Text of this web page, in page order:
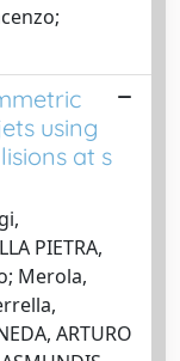
using
at s
PIETRA,
Merola,
ARTURO